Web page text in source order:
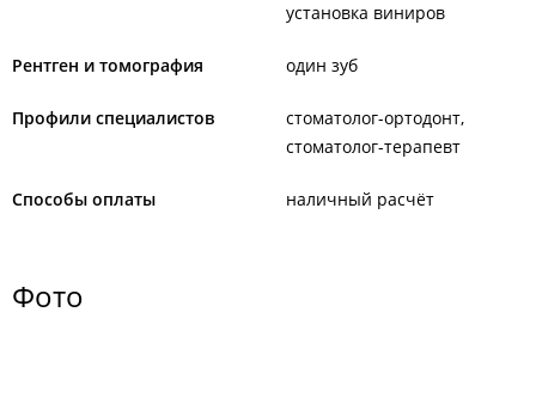
установка виниров
Рентген и томография один зуб
Профили специалистов
стоматолог-ортодонт
стоматолог-терапевт
Способы оплаты наличный расчёт
Фото